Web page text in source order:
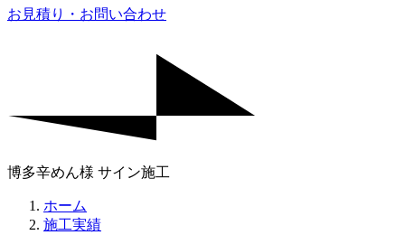
お見積り・お問い合わせ
博多辛めん様 サイン施工
ホーム
施工実績